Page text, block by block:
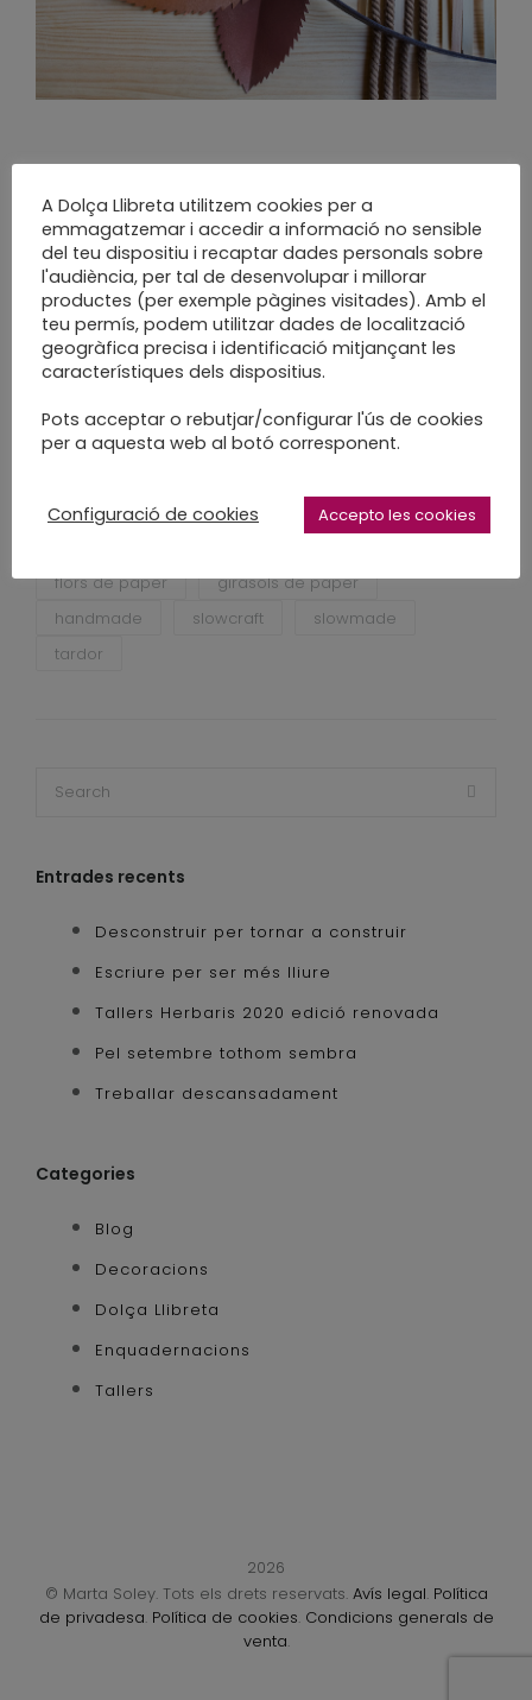
autumn
autumn decoration
decoracio botiga
decoracio de tardor
decoració personalitzada
dolça llibreta
flors de paper
girasols de paper
handmade
slowcraft
slowmade
tardor
Entrades recents
Desconstruir per tornar a construir
Escriure per ser més lliure
Tallers Herbaris 2020 edició renovada
Pel setembre tothom sembra
Treballar descansadament
Categories
Blog
Decoracions
Dolça Llibreta
Enquadernacions
Tallers
2026
© Marta Soley. Tots els drets reservats. Avís legal. Política
de privadesa. Política de cookies. Condicions generals de
venta.
A Dolça Llibreta utilitzem cookies per a
emmagatzemar i accedir a informació no sensible
del teu dispositiu i recaptar dades personals sobre
l'audiència, per tal de desenvolupar i millorar
productes (per exemple pàgines visitades). Amb el
teu permís, podem utilitzar dades de localització
geogràfica precisa i identificació mitjançant les
característiques dels dispositius.
Pots acceptar o rebutjar/configurar l'ús de cookies
per a aquesta web al botó corresponent.
Configuració de cookies Accepto les cookies